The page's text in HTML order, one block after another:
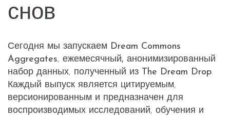
снов
Сегодня мы запускаем Dream Commons
Aggregates, ежемесячный, анонимизированный
набор данных, полученный из The Dream Drop.
Каждый выпуск является цитируемым,
версионированным и предназначен для
воспроизводимых исследований, обучения и